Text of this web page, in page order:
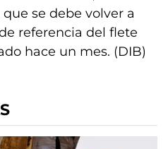
se debe volver a
referencia del flete
hace un mes. (DIB)